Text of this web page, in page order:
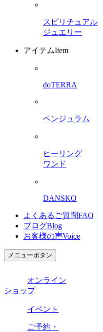
スピリチュアル
ジュエリー
アイテムItem
doTERRA
ペンジュラム
ヒーリング
ワンド
DANSKO
よくあるご質問FAQ
ブログBlog
お客様の声Voice
メニューボタン
オンライン
ショップ
イベント
ご予約・